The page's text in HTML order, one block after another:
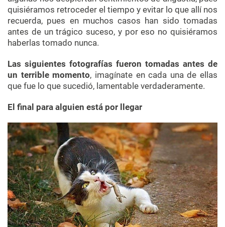
quisiéramos retroceder el tiempo y evitar lo que allí nos
recuerda, pues en muchos casos han sido tomadas
antes de un trágico suceso, y por eso no quisiéramos
haberlas tomado nunca.
Las siguientes fotografías fueron tomadas antes de
un terrible momento, imagínate en cada una de ellas
que fue lo que sucedió, lamentable verdaderamente.
El final para alguien está por llegar